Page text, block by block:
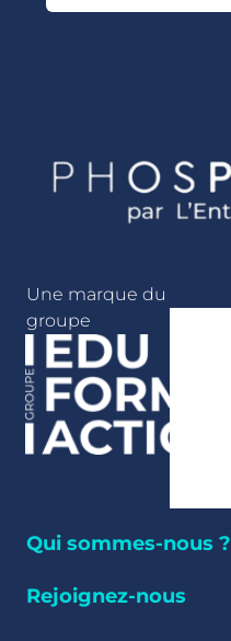
Une marque du
groupe
Qui sommes-nous ?
Rejoignez-nous